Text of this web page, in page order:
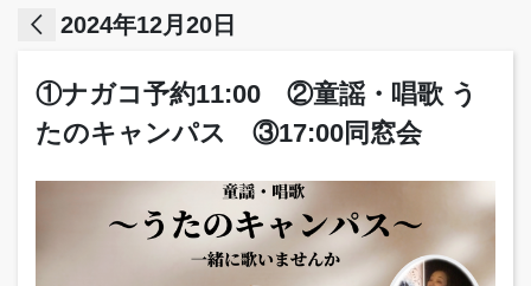
arrow_back_ios 2024年12月20日
①ナガコ予約11:00 ②童謡・唱歌 う
たのキャンパス ③17:00同窓会